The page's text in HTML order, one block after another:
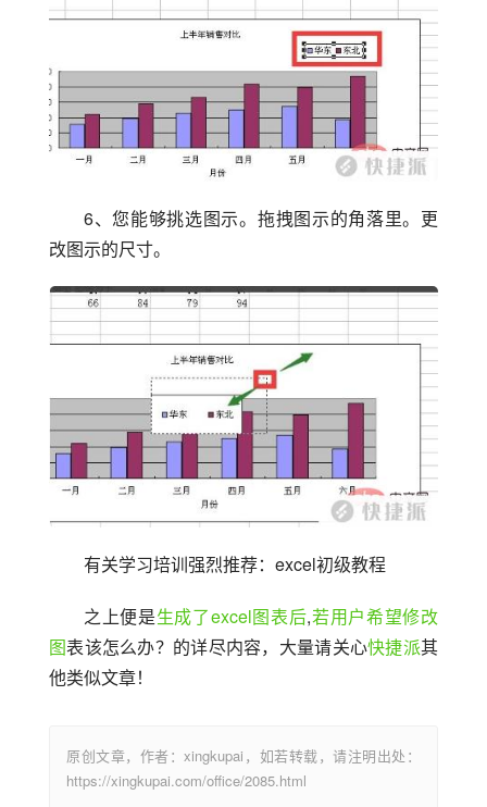
6、您能够挑选图示。拖拽图示的角落里。更
改图示的尺寸。
有关学习培训强烈推荐：excel初级教程
之上便是生成了excel图表后,若用户希望修改
图表该怎么办？的详尽内容，大量请关心快捷派其
他类似文章！
原创文章，作者：xingkupai，如若转载，请注明出处：
https://xingkupai.com/office/2085.html